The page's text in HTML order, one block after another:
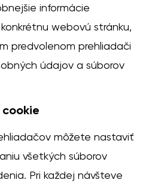
informácie
webovú stránku,
predvolenom prehliadači
údajov a súborov
cookie
môžete nastaviť
všetkých súborov
Pri každej návšteve